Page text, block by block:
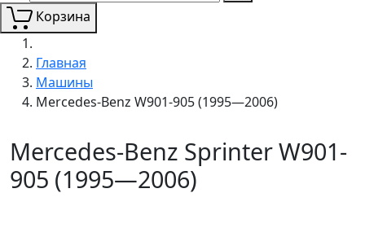
Корзина
Главная
Машины
Mercedes-Benz W901-905 (1995—2006)
Mercedes-Benz Sprinter W901-
905 (1995—2006)